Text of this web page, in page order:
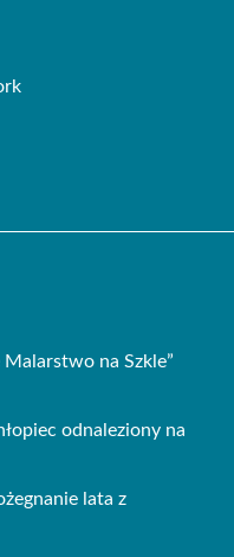
na Szkle”
odnaleziony na
lata z